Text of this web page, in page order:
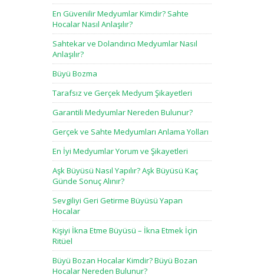
En Güvenilir Medyumlar Kimdir? Sahte
Hocalar Nasıl Anlaşılır?
Sahtekar ve Dolandırıcı Medyumlar Nasıl
Anlaşılır?
Büyü Bozma
Tarafsız ve Gerçek Medyum Şikayetleri
Garantili Medyumlar Nereden Bulunur?
Gerçek ve Sahte Medyumları Anlama Yolları
En İyi Medyumlar Yorum ve Şikayetleri
Aşk Büyüsü Nasıl Yapılır? Aşk Büyüsü Kaç
Günde Sonuç Alınır?
Sevgiliyi Geri Getirme Büyüsü Yapan
Hocalar
Kişiyi İkna Etme Büyüsü – İkna Etmek İçin
Ritüel
Büyü Bozan Hocalar Kimdir? Büyü Bozan
Hocalar Nereden Bulunur?